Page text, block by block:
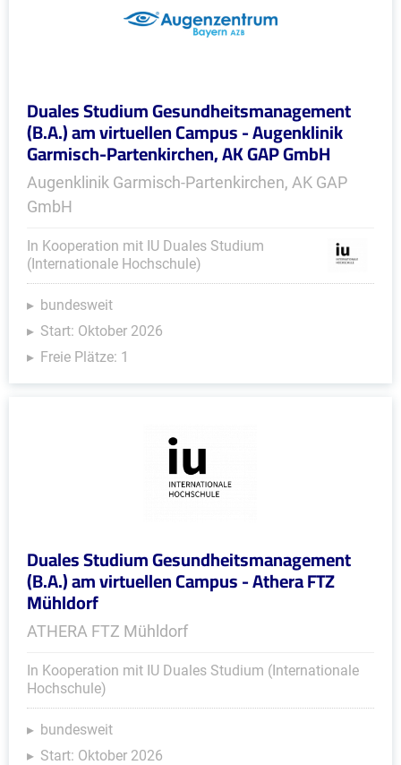
Duales Studium Gesundheitsmanagement
(B.A.) am virtuellen Campus - Augenklinik
Garmisch-Partenkirchen, AK GAP GmbH
Augenklinik Garmisch-Partenkirchen, AK GAP
GmbH
In Kooperation mit IU Duales Studium
(Internationale Hochschule)
bundesweit
Start: Oktober 2026
Freie Plätze: 1
Duales Studium Gesundheitsmanagement
(B.A.) am virtuellen Campus - Athera FTZ
Mühldorf
ATHERA FTZ Mühldorf
In Kooperation mit IU Duales Studium (Internationale
Hochschule)
bundesweit
Start: Oktober 2026